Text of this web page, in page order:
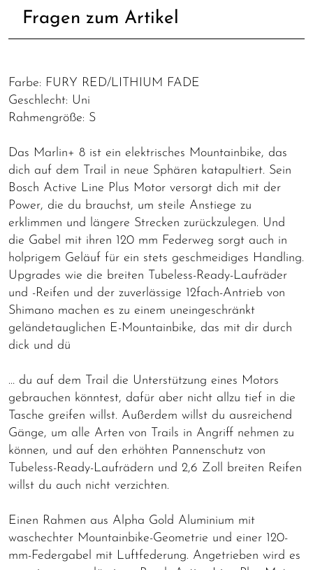
Fragen zum Artikel
Farbe: FURY RED/LITHIUM FADE
Geschlecht: Uni
Rahmengröße: S
Das Marlin+ 8 ist ein elektrisches Mountainbike, das
dich auf dem Trail in neue Sphären katapultiert. Sein
Bosch Active Line Plus Motor versorgt dich mit der
Power, die du brauchst, um steile Anstiege zu
erklimmen und längere Strecken zurückzulegen. Und
die Gabel mit ihren 120 mm Federweg sorgt auch in
holprigem Geläuf für ein stets geschmeidiges Handling.
Upgrades wie die breiten Tubeless-Ready-Laufräder
und -Reifen und der zuverlässige 12fach-Antrieb von
Shimano machen es zu einem uneingeschränkt
geländetauglichen E-Mountainbike, das mit dir durch
dick und dü
… du auf dem Trail die Unterstützung eines Motors
gebrauchen könntest, dafür aber nicht allzu tief in die
Tasche greifen willst. Außerdem willst du ausreichend
Gänge, um alle Arten von Trails in Angriff nehmen zu
können, und auf den erhöhten Pannenschutz von
Tubeless-Ready-Laufrädern und 2,6 Zoll breiten Reifen
willst du auch nicht verzichten.
Einen Rahmen aus Alpha Gold Aluminium mit
waschechter Mountainbike-Geometrie und einer 120-
mm-Federgabel mit Luftfederung. Angetrieben wird es